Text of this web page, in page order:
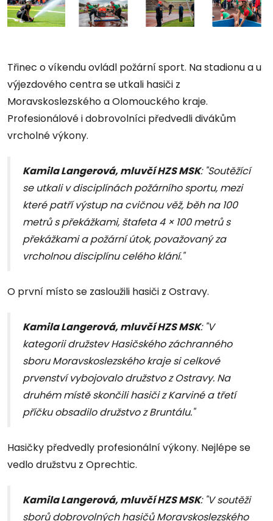
Třinec o víkendu ovládl požární sport. Na stadionu a u
výjezdového centra se utkali hasiči z
Moravskoslezského a Olomouckého kraje.
Profesionálové i dobrovolníci předvedli divákům
vrcholné výkony.
Kamila Langerová, mluvčí HZS MSK: "Soutěžící
se utkali v disciplínách požárního sportu, mezi
které patří výstup na cvičnou věž, běh na 100
metrů s překážkami, štafeta 4 × 100 metrů s
překážkami a požární útok, považovaný za
vrcholnou disciplínu celého klání."
O první místo se zasloužili hasiči z Ostravy.
Kamila Langerová, mluvčí HZS MSK: "V
kategorii družstev Hasičského záchranného
sboru Moravskoslezského kraje si celkové
prvenství vybojovalo družstvo z Ostravy. Na
druhém místě skončili hasiči z Karviné a třetí
příčku obsadilo družstvo z Bruntálu."
Hasičky předvedly profesionální výkony. Nejlépe se
vedlo družstvu z Oprechtic.
Kamila Langerová, mluvčí HZS MSK: "V soutěži
sborů dobrovolných hasičů Moravskoslezského